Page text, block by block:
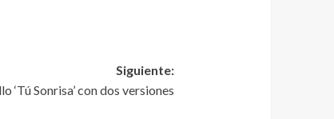
Siguiente:
‘Tú Sonrisa’ con dos versiones